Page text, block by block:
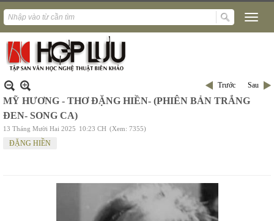
Trước Sau
MỸ HƯƠNG - THƠ ĐẶNG HIỀN- (PHIÊN BẢN TRẮNG
ĐEN- SONG CA)
13 Tháng Mười Hai 2025 10:23 CH (Xem: 7355)
ĐẶNG HIỀN